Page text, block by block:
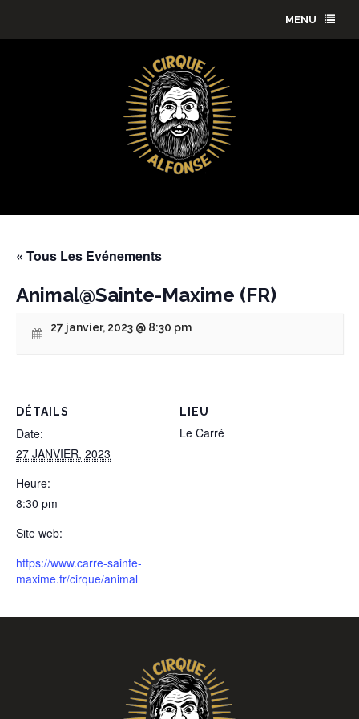
MENU
« Tous Les Evénements
Animal@Sainte-Maxime (FR)
27 janvier, 2023 @ 8:30 pm
DÉTAILS
Date:
27 JANVIER, 2023
Heure:
8:30 pm
Site web:
https://www.carre-sainte-
maxime.fr/cirque/animal
LIEU
Le Carré